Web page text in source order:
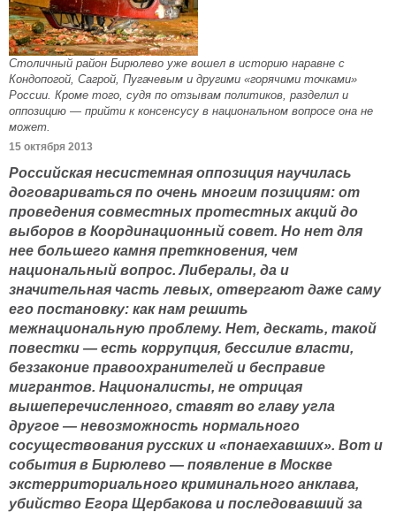
Столичный район Бирюлево уже вошел в историю наравне с
Кондопогой, Сагрой, Пугачевым и другими «горячими точками»
России. Кроме того, судя по отзывам политиков, разделил и
оппозицию — прийти к консенсусу в национальном вопросе она не
может.
15 октября 2013
Российская несистемная оппозиция научилась
договариваться по очень многим позициям: от
проведения совместных протестных акций до
выборов в Координационный совет. Но нет для
нее большего камня преткновения, чем
национальный вопрос. Либералы, да и
значительная часть левых, отвергают даже саму
его постановку: как нам решить
межнациональную проблему. Нет, дескать, такой
повестки — есть коррупция, бессилие власти,
беззаконие правоохранителей и бесправие
мигрантов. Националисты, не отрицая
вышеперечисленного, ставят во главу угла
другое — невозможность нормального
сосуществования русских и «понаехавших». Вот и
события в Бирюлево — появление в Москве
экстерриториального криминального анклава,
убийство Егора Щербакова и последовавший за